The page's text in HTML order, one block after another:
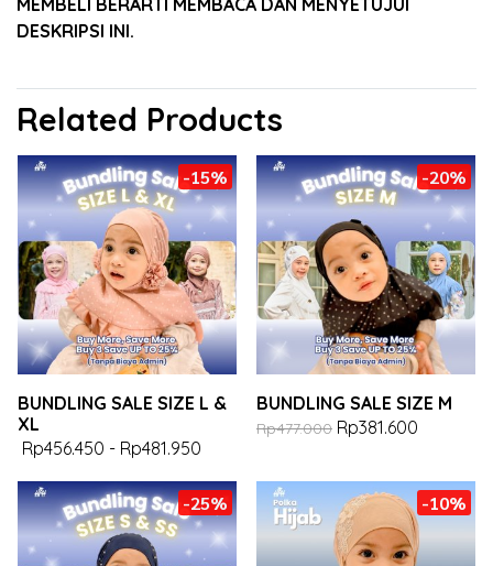
MEMBELI BERARTI MEMBACA DAN MENYETUJUI
DESKRIPSI INI.
Related Products
-15%
BUNDLING SALE SIZE L &
XL
Rp456.450 - Rp481.950
-20%
BUNDLING SALE SIZE M
Rp477.000 Rp381.600
-25% -10%